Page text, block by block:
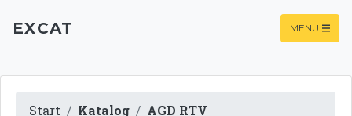
EXCAT MENU
Start Katalog
AGD RTV